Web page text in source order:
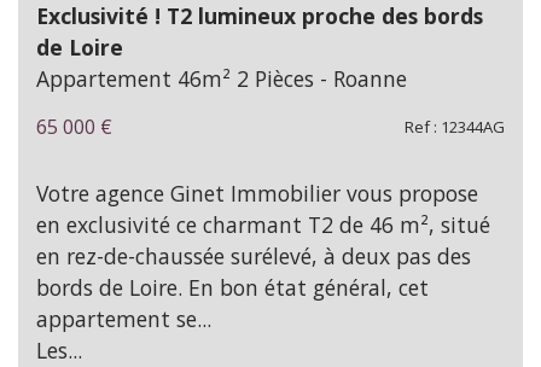
Exclusivité ! T2 lumineux proche des bords
de Loire
Appartement 46m² 2 Pièces - Roanne
65 000 € Ref : 12344AG
Votre agence Ginet Immobilier vous propose
en exclusivité ce charmant T2 de 46 m², situé
en rez-de-chaussée surélevé, à deux pas des
bords de Loire. En bon état général, cet
appartement se...
Les...